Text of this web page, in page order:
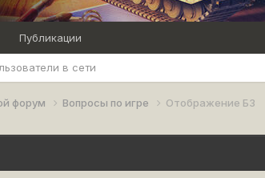
в сети
Публикации
форум Вопросы по игре Отображение БЗ